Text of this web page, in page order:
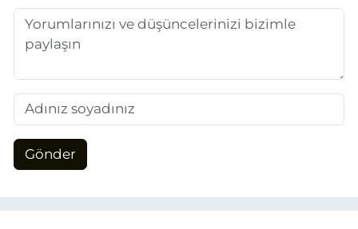
temel alıyorum.
Gönder